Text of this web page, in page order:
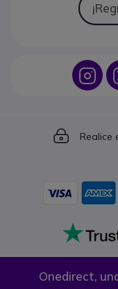
Icon
Realice
Onedirect,